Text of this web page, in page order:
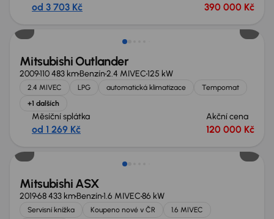
od 3 703 Kč 390 000 Kč
Mitsubishi Outlander
2009110 483 kmBenzín2.4 MIVEC125 kW
2.4 MIVEC LPG automatická klimatizace
Tempomat
+1 dalších
Měsíční splátka
od 1 269 Kč
Akční cena
120 000 Kč
Zlevněno o 10 000 Kč
Mitsubishi ASX
201968 433 kmBenzín1.6 MIVEC86 kW
Servisní knížka Koupeno nové v ČR
1.6 MIVEC